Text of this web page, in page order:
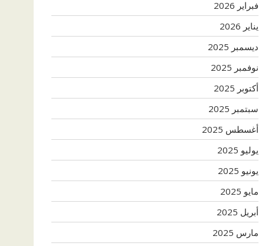
فبراير 2026
يناير 2026
ديسمبر 2025
نوفمبر 2025
أكتوبر 2025
سبتمبر 2025
أغسطس 2025
يوليو 2025
يونيو 2025
مايو 2025
أبريل 2025
مارس 2025